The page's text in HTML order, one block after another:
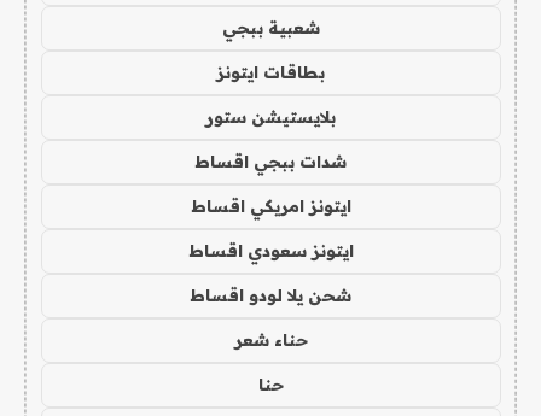
شعبية ببجي
بطاقات ايتونز
بلايستيشن ستور
شدات ببجي اقساط
ايتونز امريكي اقساط
ايتونز سعودي اقساط
شحن يلا لودو اقساط
حناء شعر
حنا